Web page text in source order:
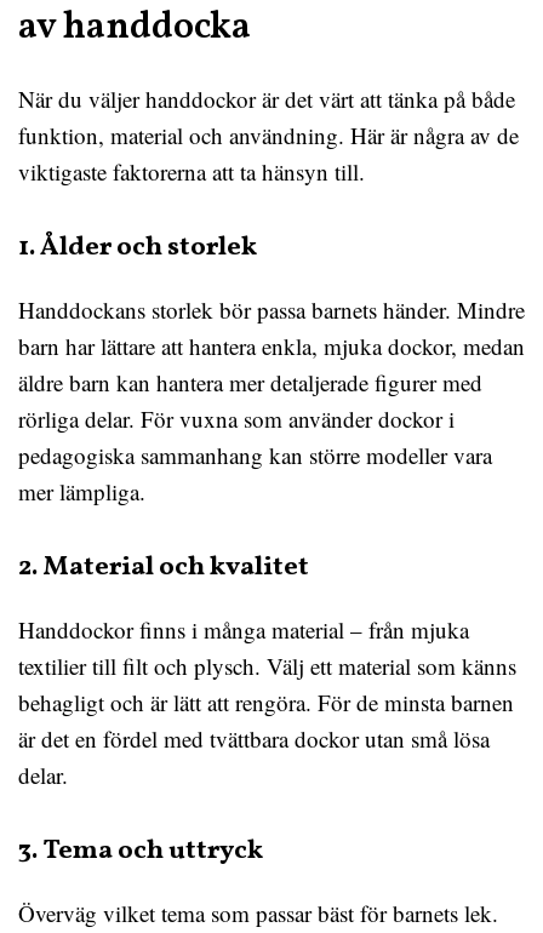
av handdocka
När du väljer handdockor är det värt att tänka på både
funktion, material och användning. Här är några av de
viktigaste faktorerna att ta hänsyn till.
1. Ålder och storlek
Handdockans storlek bör passa barnets händer. Mindre
barn har lättare att hantera enkla, mjuka dockor, medan
äldre barn kan hantera mer detaljerade figurer med
rörliga delar. För vuxna som använder dockor i
pedagogiska sammanhang kan större modeller vara
mer lämpliga.
2. Material och kvalitet
Handdockor finns i många material – från mjuka
textilier till filt och plysch. Välj ett material som känns
behagligt och är lätt att rengöra. För de minsta barnen
är det en fördel med tvättbara dockor utan små lösa
delar.
3. Tema och uttryck
Överväg vilket tema som passar bäst för barnets lek.